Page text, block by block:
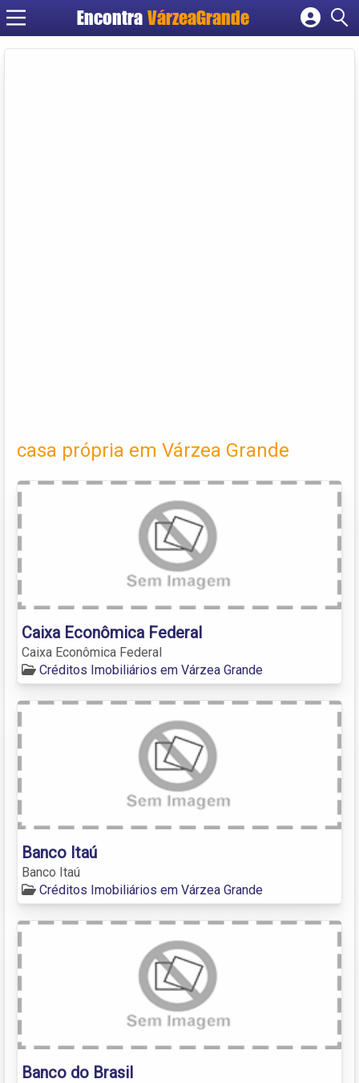
Encontra VárzeaGrande
Cadastrar empresa
casa própria em Várzea Grande
Caixa Econômica Federal
Caixa Econômica Federal
Créditos Imobiliários em Várzea Grande
Banco Itaú
Banco Itaú
Créditos Imobiliários em Várzea Grande
Banco do Brasil